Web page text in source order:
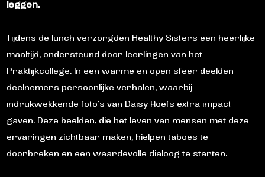
leggen.
Tijdens de lunch verzorgden Healthy Sisters een heerlijke
maaltijd, ondersteund door leerlingen van het
Praktijkcollege. In een warme en open sfeer deelden
deelnemers persoonlijke verhalen, waarbij
indrukwekkende foto’s van Daisy Roefs extra impact
gaven. Deze beelden, die het leven van mensen met deze
ervaringen zichtbaar maken, hielpen taboes te
doorbreken en een waardevolle dialoog te starten.